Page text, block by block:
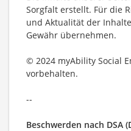
Sorgfalt erstellt. Für die
und Aktualität der
Gewähr übernehmen.
© 2024 myAbility Social
vorbehalten.
--
Beschwerden nach DSA